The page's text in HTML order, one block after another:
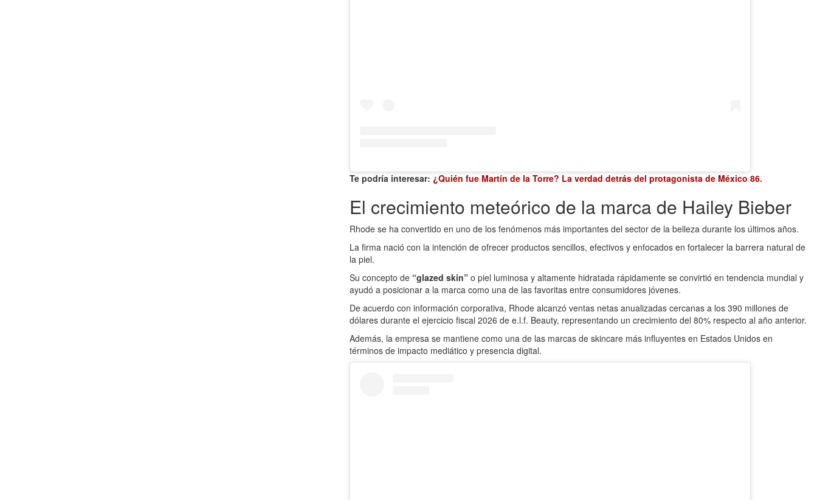
Te podría interesar: ¿Quién fue Martín de la Torre? La verdad detrás del protagonista de México 86.
El crecimiento meteórico de la marca de Hailey Bieber
Rhode se ha convertido en uno de los fenómenos más importantes del sector de la belleza durante los últimos años.
La firma nació con la intención de ofrecer productos sencillos, efectivos y enfocados en fortalecer la barrera natural de
la piel.
Su concepto de “glazed skin” o piel luminosa y altamente hidratada rápidamente se convirtió en tendencia mundial y
ayudó a posicionar a la marca como una de las favoritas entre consumidores jóvenes.
De acuerdo con información corporativa, Rhode alcanzó ventas netas anualizadas cercanas a los 390 millones de
dólares durante el ejercicio fiscal 2026 de e.l.f. Beauty, representando un crecimiento del 80% respecto al año anterior.
Además, la empresa se mantiene como una de las marcas de skincare más influyentes en Estados Unidos en
términos de impacto mediático y presencia digital.